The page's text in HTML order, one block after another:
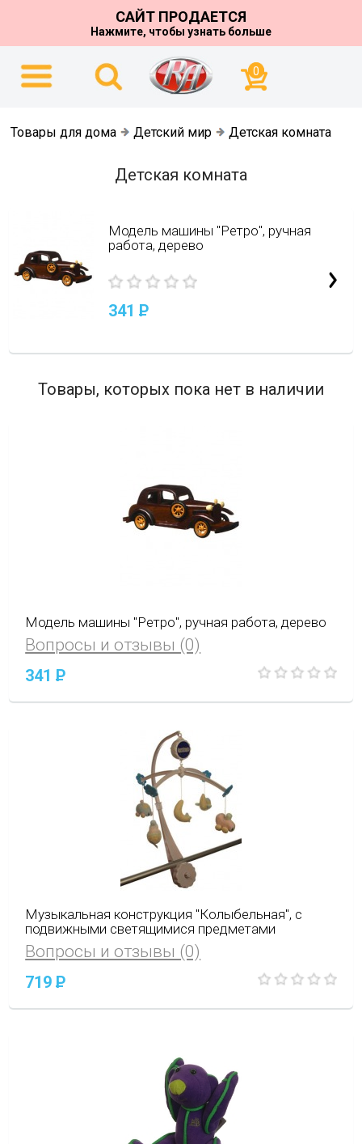
САЙТ ПРОДАЕТСЯ
Нажмите, чтобы узнать больше
0
Товары для дома Детский мир Детская комната
Детская комната
Модель машины "Ретро", ручная
работа, дерево
341P
Товары, которых пока нет в наличии
Модель машины "Ретро", ручная работа, дерево
Вопросы и отзывы (0)
341P
Музыкальная конструкция "Колыбельная", с
подвижными светящимися предметами
Вопросы и отзывы (0)
719P